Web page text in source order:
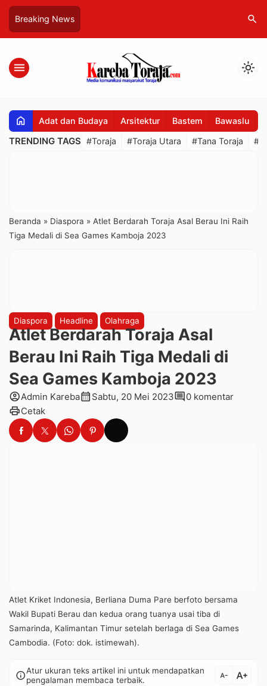
Breaking News search
menu light_mode
home Adat dan Budaya Arsitektur Bastem Bawaslu
TRENDING TAGS #Toraja #Toraja Utara #Tana Toraja
Beranda » Diaspora » Atlet Berdarah Toraja Asal Berau Ini Raih
Tiga Medali di Sea Games Kamboja 2023
Diaspora Headline Olahraga
Atlet Berdarah Toraja Asal
Berau Ini Raih Tiga Medali di
Sea Games Kamboja 2023
account_circleAdmin Karebacalendar_month Sabtu, 20 Mei 2023comment0 komentar
printCetak
Atlet Kriket Indonesia, Berliana Duma Pare berfoto bersama
Wakil Bupati Berau dan kedua orang tuanya usai tiba di
Samarinda, Kalimantan Timur setelah berlaga di Sea Games
Cambodia. (Foto: dok. istimewah).
infoAtur ukuran teks artikel ini untuk mendapatkan
pengalaman membaca terbaik.
text_decrease text_increase